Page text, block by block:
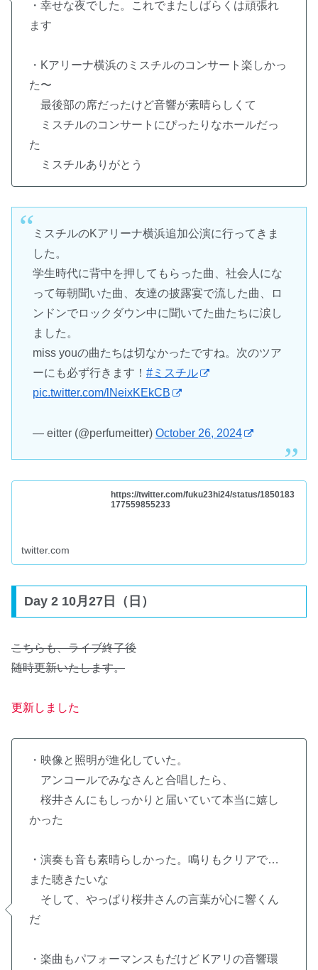
・幸せな夜でした。これでまたしばらくは頑張れ
ます
・Kアリーナ横浜のミスチルのコンサート楽しかっ
た〜
最後部の席だったけど音響が素晴らしくて
ミスチルのコンサートにぴったりなホールだっ
た
ミスチルありがとう
ミスチルのKアリーナ横浜追加公演に行ってきま
した。
学生時代に背中を押してもらった曲、社会人にな
って毎朝聞いた曲、友達の披露宴で流した曲、ロ
ンドンでロックダウン中に聞いてた曲たちに涙し
ました。
miss youの曲たちは切なかったですね。次のツア
ーにも必ず行きます！ #ミスチル
pic.twitter.com/lNeixKEkCB
— eitter (@perfumeitter) October 26, 2024
https://twitter.com/fuku23hi24/status/1850183
177559855233
twitter.com
Day 2 10月27日（日）
こちらも、ライブ終了後
随時更新いたします。
更新しました
・映像と照明が進化していた。
アンコールでみなさんと合唱したら、
桜井さんにもしっかりと届いていて本当に嬉し
かった
・演奏も音も素晴らしかった。鳴りもクリアで…
また聴きたいな
そして、やっぱり桜井さんの言葉が心に響くん
だ
・楽曲もパフォーマンスもだけど Kアリの音響環